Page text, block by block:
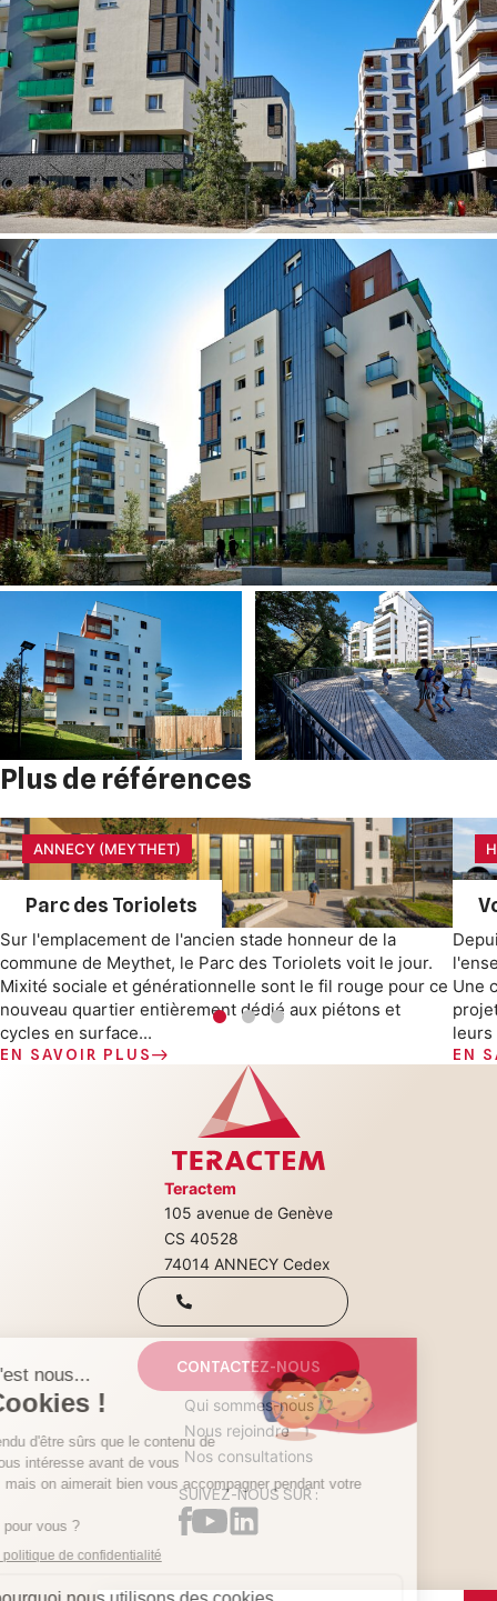
Plus de références
ANNECY (MEYTHET)
Parc des Toriolets
Sur l'emplacement de l'ancien stade honneur de la
commune de Meythet, le Parc des Toriolets voit le jour.
Mixité sociale et générationnelle sont le fil rouge pour ce
nouveau quartier entièrement dédié aux piétons et
cycles en surface...
EN SAVOIR PLUS
Une
leurs
EN
Teractem
105 avenue de Genève
CS 40528
74014 ANNECY Cedex
+33(0)4 50 08
31 00
CONTACTEZ-NOUS
Qui sommes-nous
Nous rejoindre
Nos consultations
SUIVEZ-NOUS SUR :